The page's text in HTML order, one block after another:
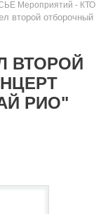
Мероприятий - КТО
второй отборочный
ВТОРОЙ
РИО"